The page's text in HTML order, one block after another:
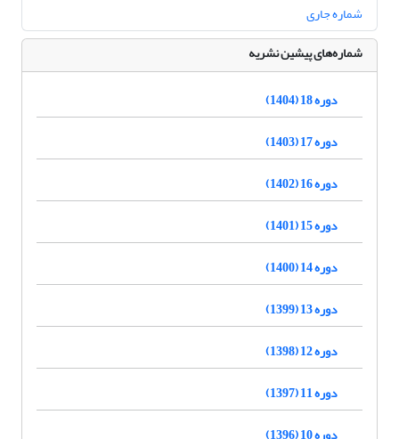
شماره جاری
شماره‌های پیشین نشریه
دوره 18 (1404)
دوره 17 (1403)
دوره 16 (1402)
دوره 15 (1401)
دوره 14 (1400)
دوره 13 (1399)
دوره 12 (1398)
دوره 11 (1397)